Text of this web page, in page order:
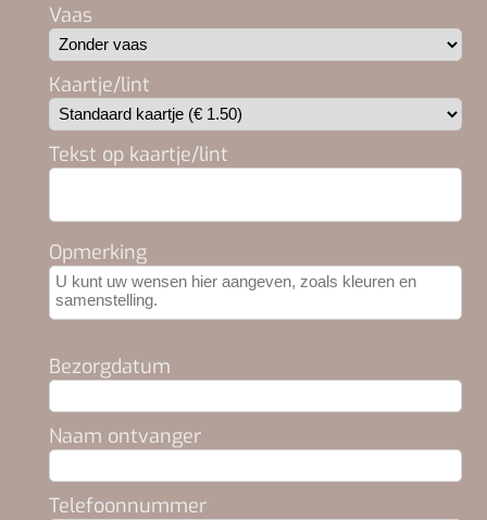
Vaas
Kaartje/lint
Tekst op kaartje/lint
Opmerking
Bezorgdatum
Naam ontvanger
Telefoonnummer